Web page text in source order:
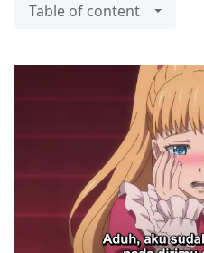
Table of content